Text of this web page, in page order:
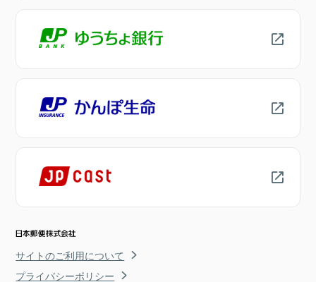
サイトのご利用について
プライバシーポリシー